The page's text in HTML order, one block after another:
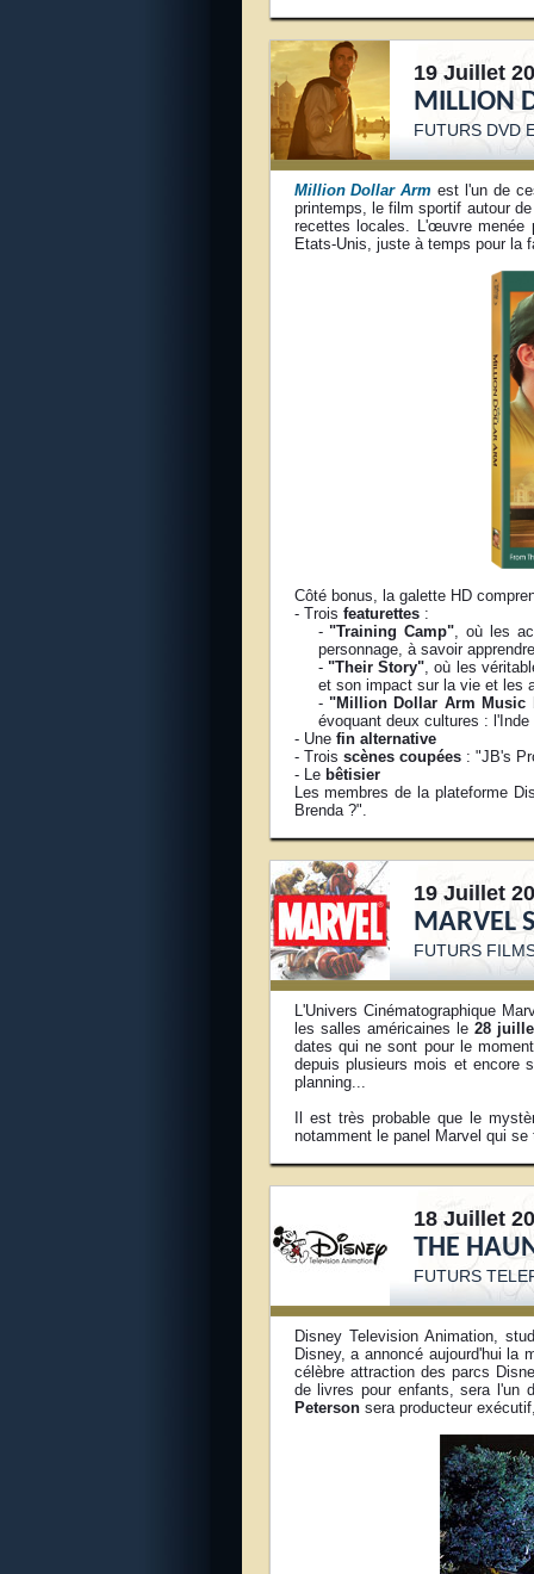
19 Juillet
MILLION
FUTURS DVD
Million Dollar Arm est l'un de
printemps, le film sportif autour
recettes locales. L'œuvre
Etats-Unis, juste à temps pour la
Côté bonus, la galette HD
- Trois featurettes:
-"Training Camp", où les
personnage, à savoir
- "Their Story", où les
et son impact sur la vie et les
- "Million Dollar Arm Music
évoquant deux cultures :
- Une fin alternative
- Trois scènes coupées: "JB's
- Le bêtisier
Les membres de la plateforme
Brenda ?".
19 Juillet
MARVEL
FUTURS
L'Univers Cinématographique
les salles américaines le 28
dates qui ne sont pour le
depuis plusieurs mois et
planning...
Il est très probable que le
notamment le panel Marvel qui
18 Juillet
THE
FUTURS
Disney Television Animation,
Disney, a annoncé aujourd'hui la
célèbre attraction des parcs
de livres pour enfants, sera l'un
Petersonsera producteur